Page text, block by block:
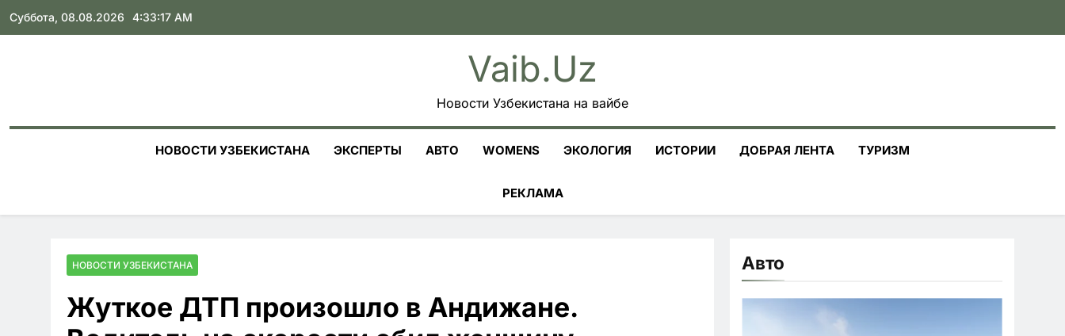
Skip
Суббота, 08.08.2026 4:33:19 AM
Vaib.uz
Новости Узбекистана на вайбе
НОВОСТИ УЗБЕКИСТАНА ЭКСПЕРТЫ АВТО WOMENS ЭКОЛОГИЯ ИСТОРИИ ДОБРАЯ ЛЕНТА ТУРИЗМ
РЕКЛАМА
НОВОСТИ УЗБЕКИСТАНА
Жуткое ДТП произошло в Андижане.
Авто